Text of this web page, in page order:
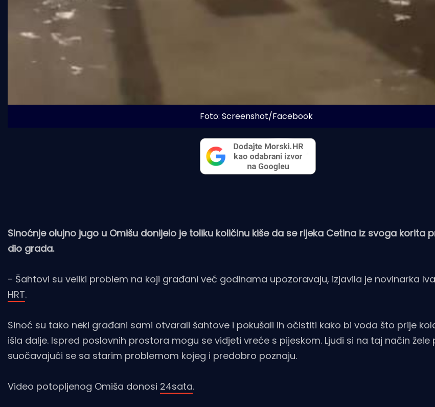
Foto: Screenshot/Facebook
Sinoćnje olujno jugo u Omišu donijelo je toliku količinu kiše da se rijeka Cetina iz svoga korita
dio grada.
- Šahtovi su veliki problem na koji građani već godinama upozoravaju, izjavila je novinarka
HRT.
Sinoć su tako neki građani sami otvarali šahtove i pokušali ih očistiti kako bi voda što prije
išla dalje. Ispred poslovnih prostora mogu se vidjeti vreće s pijeskom. Ljudi si na taj način žele
suočavajući se sa starim problemom kojeg i predobro poznaju.
Video potopljenog Omiša donosi 24sata.